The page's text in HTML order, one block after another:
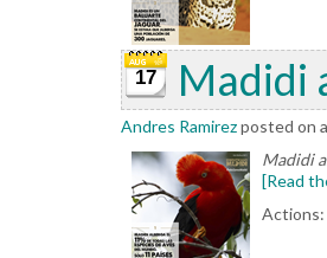
17 Madidi
Andres Ramirezposted on
Madidi
[Read
Actions: